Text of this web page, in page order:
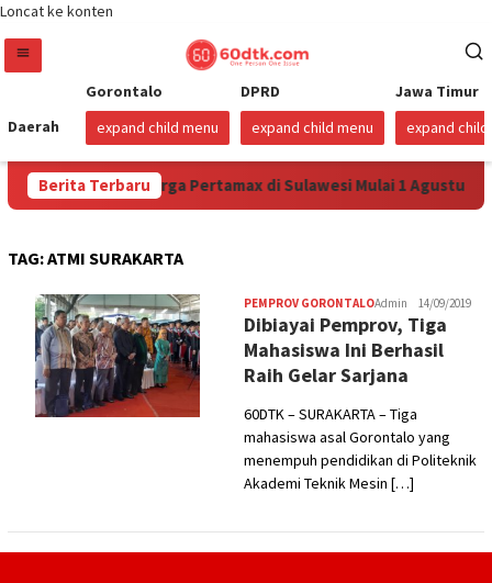
Loncat ke konten
Daerah
Gorontalo
expand child menu
DPRD
expand child menu
Jawa Timur
expand child
Berita Terbaru
Turunkan Harga Pertamax di Sulawesi Mulai 1 Agustus
TAG:ATMI SURAKARTA
PEMPROV GORONTALOAdmin 14/09/2019
Dibiayai Pemprov, Tiga
Mahasiswa Ini Berhasil
Raih Gelar Sarjana
60DTK – SURAKARTA – Tiga
mahasiswa asal Gorontalo yang
menempuh pendidikan di Politeknik
Akademi Teknik Mesin […]